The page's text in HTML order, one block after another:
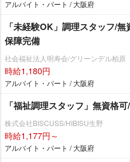
アルバイト・パート / 大阪府
「未経験OK」調理スタッフ/
保障完備
社会福祉法人明寿会/グリーンデル柏原
時給1,180円
アルバイト・パート / 大阪府
「福祉調理スタッフ」無資格
株式会社BISCUSS/HIBISU生野
時給1,177円～
アルバイト・パート / 大阪府